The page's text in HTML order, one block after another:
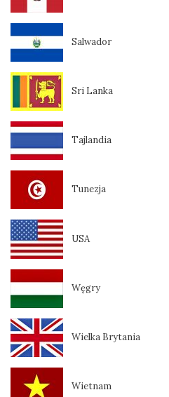
Salwador
Sri Lanka
Tajlandia
Tunezja
USA
Węgry
Wielka Brytania
Wietnam